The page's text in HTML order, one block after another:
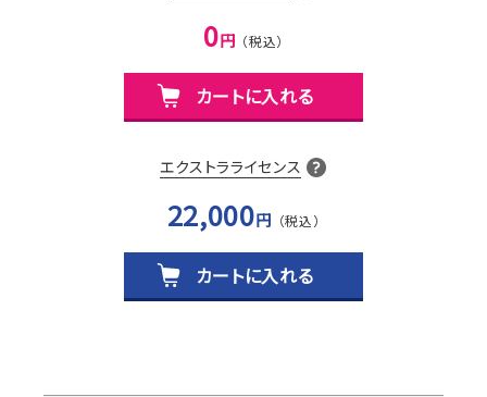
0円
カートに入れる
エクストラライセンス
22,000円
カートに入れる